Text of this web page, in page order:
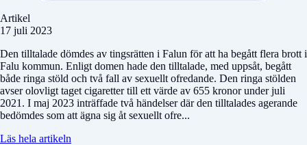
Artikel
17 juli 2023
Den tilltalade dömdes av tingsrätten i Falun för att ha begått flera brott i
Falu kommun. Enligt domen hade den tilltalade, med uppsåt, begått
både ringa stöld och två fall av sexuellt ofredande. Den ringa stölden
avser olovligt taget cigaretter till ett värde av 655 kronor under juli
2021. I maj 2023 inträffade två händelser där den tilltalades agerande
bedömdes som att ägna sig åt sexuellt ofre...
Läs hela artikeln